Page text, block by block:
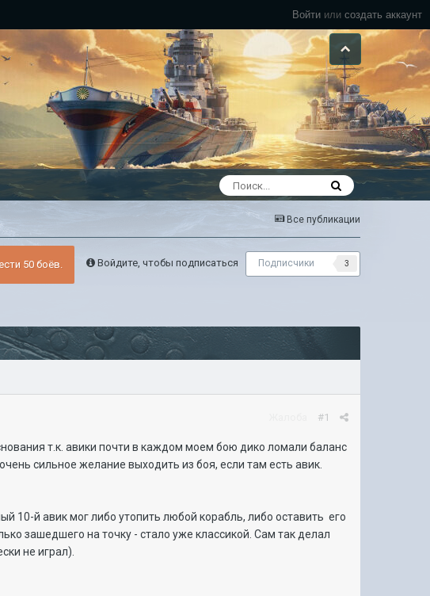
Войти или создать аккаунт
Все публикации
Войдите, чтобы подписаться Подписчики 3
50 боёв.
#1
т.к. авики почти в каждом моем бою дико ломали баланс
сильное желание выходить из боя, если там есть авик.
10-й авик мог либо утопить любой корабль, либо оставить его
зашедшего на точку - стало уже классикой. Сам так делал
не играл).